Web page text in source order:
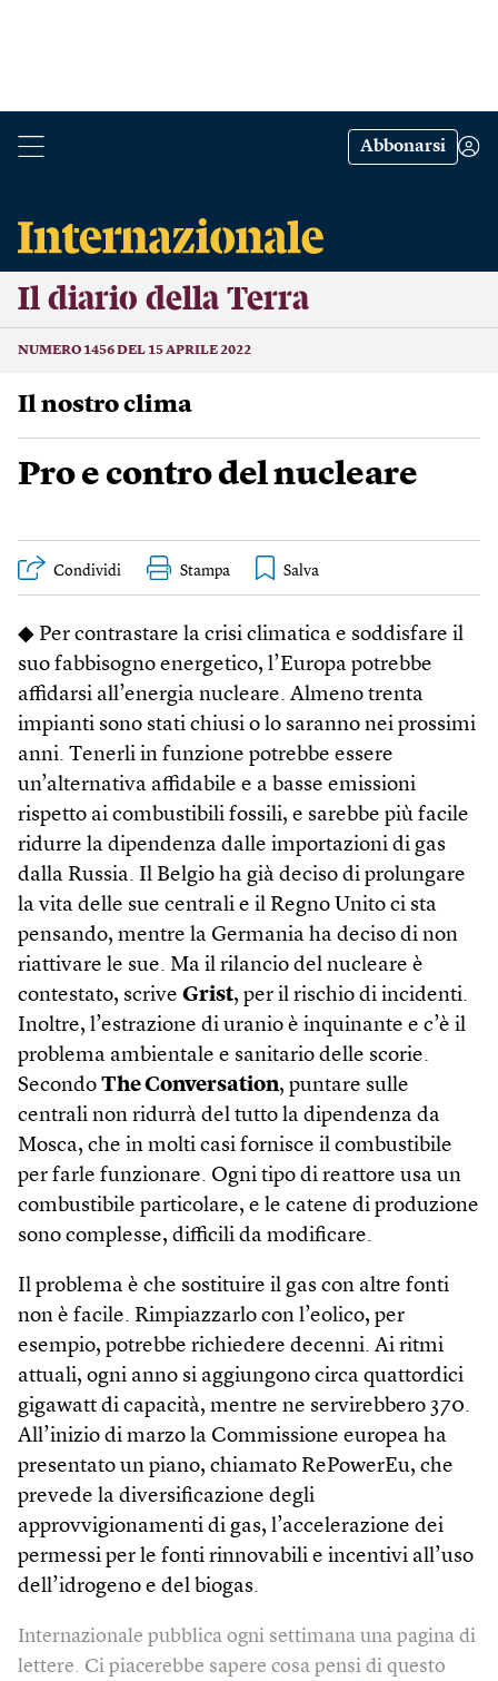
Abbonarsi
Il diario della Terra
NUMERO 1456 DEL 15 APRILE 2022
Il nostro clima
Pro e contro del nucleare
Condividi Stampa
◆ Per contrastare la crisi climatica e soddisfare il
suo fabbisogno energetico, l’Europa potrebbe
affidarsi all’energia nucleare. Almeno trenta
impianti sono stati chiusi o lo saranno nei prossimi
anni. Tenerli in funzione potrebbe essere
un’alternativa affidabile e a basse emissioni
rispetto ai combustibili fossili, e sarebbe più facile
ridurre la dipendenza dalle importazioni di gas
dalla Russia. Il Belgio ha già deciso di prolungare
la vita delle sue centrali e il Regno Unito ci sta
pensando, mentre la Germania ha deciso di non
riattivare le sue. Ma il rilancio del nucleare è
contestato, scrive Grist, per il rischio di incidenti.
Inoltre, l’estrazione di uranio è inquinante e c’è il
problema ambientale e sanitario delle scorie.
Secondo The Conversation, puntare sulle
centrali non ridurrà del tutto la dipendenza da
Mosca, che in molti casi fornisce il combustibile
per farle funzionare. Ogni tipo di reattore usa un
combustibile particolare, e le catene di produzione
sono complesse, difficili da modificare.
Il problema è che sostituire il gas con altre fonti
non è facile. Rimpiazzarlo con l’eolico, per
esempio, potrebbe richiedere decenni. Ai ritmi
attuali, ogni anno si aggiungono circa quattordici
gigawatt di capacità, mentre ne servirebbero 370.
All’inizio di marzo la Commissione europea ha
presentato un piano, chiamato RePowerEu, che
prevede la diversificazione degli
approvvigionamenti di gas, l’accelerazione dei
permessi per le fonti rinnovabili e incentivi all’uso
dell’idrogeno e del biogas.
Internazionale pubblica ogni settimana una pagina di
lettere. Ci piacerebbe sapere cosa pensi di questo